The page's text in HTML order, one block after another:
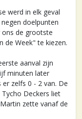
werd in elk geval
doelpunten
de grootste
de Week" te kiezen.
aanval zijn
minuten later
zelfs 0 - 2 van. De
Deckers liet
zette vanaf de